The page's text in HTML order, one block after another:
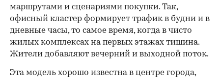
маршрутами и сценариями покупки. Так,
офисный кластер формирует трафик в будни и в
дневные часы, то самое время, когда в чисто
жилых комплексах на первых этажах тишина.
Жители добавляют вечерний и выходной поток.
Эта модель хорошо известна в центре города,